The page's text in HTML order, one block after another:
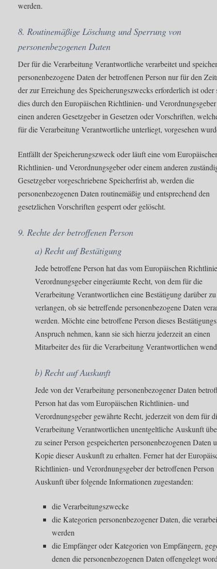
werden.
8. Routinemäßige Löschung und Sperrung von
personenbezogenen Daten
Der für die Verarbeitung Verantwortliche verarbeitet und
personenbezogene Daten der betroffenen Person nur für den
der zur Erreichung des Speicherungszwecks erforderlich ist oder
dies durch den Europäischen Richtlinien- und
einen anderen Gesetzgeber in Gesetzen oder Vorschriften,
für die Verarbeitung Verantwortliche unterliegt, vorgesehen
Entfällt der Speicherungszweck oder läuft eine vom
Richtlinien- und Verordnungsgeber oder einem anderen
Gesetzgeber vorgeschriebene Speicherfrist ab, werden die
personenbezogenen Daten routinemäßig und entsprechend den
gesetzlichen Vorschriften gesperrt oder gelöscht.
9. Rechte der betroffenen Person
a) Recht auf Bestätigung
Jede betroffene Person hat das vom Europäischen
Verordnungsgeber eingeräumte Recht, von dem für die
Verarbeitung Verantwortlichen eine Bestätigung darüber zu
verlangen, ob sie betreffende personenbezogene Daten
werden. Möchte eine betroffene Person dieses
Anspruch nehmen, kann sie sich hierzu jederzeit an einen
Mitarbeiter des für die Verarbeitung Verantwortlichen
b) Recht auf Auskunft
Jede von der Verarbeitung personenbezogener Daten
Person hat das vom Europäischen Richtlinien- und
Verordnungsgeber gewährte Recht, jederzeit von dem für
Verarbeitung Verantwortlichen unentgeltliche Auskunft
zu seiner Person gespeicherten personenbezogenen Daten
Kopie dieser Auskunft zu erhalten. Ferner hat der
Richtlinien- und Verordnungsgeber der betroffenen Person
Auskunft über folgende Informationen zugestanden:
die Verarbeitungszwecke
die Kategorien personenbezogener Daten, die
werden
die Empfänger oder Kategorien von Empfängern,
denen die personenbezogenen Daten offengelegt